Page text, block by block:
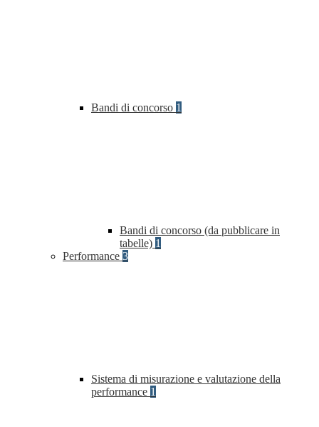
Bandi di concorso 1
Bandi di concorso (da pubblicare in
tabelle) 1
Performance 3
Sistema di misurazione e valutazione della
performance 1